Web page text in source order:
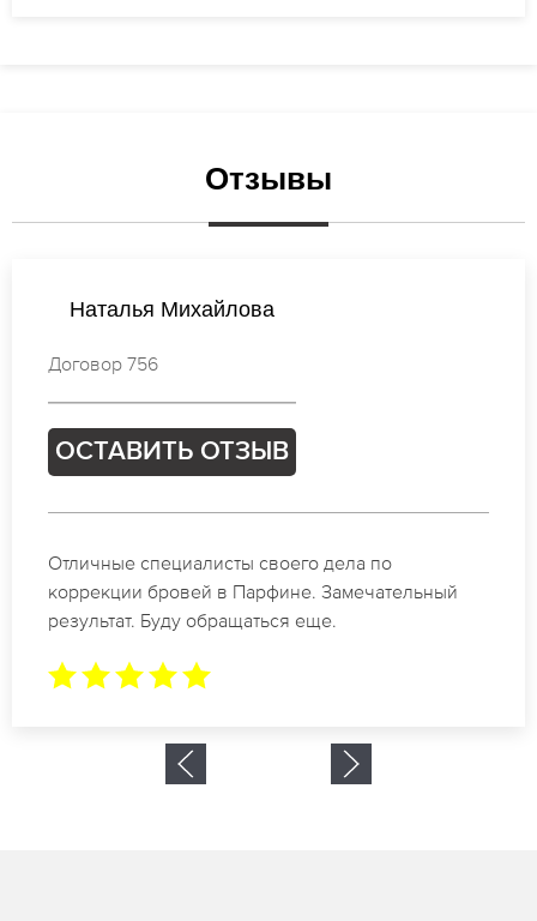
Отзывы
Виктория Кузнецова
Договор 298
ОСТАВИТЬ ОТЗЫВ
Спасибо огромное. Заказывала татуаж на свадьбу
в Парфине. За 2 часа все было сделано.